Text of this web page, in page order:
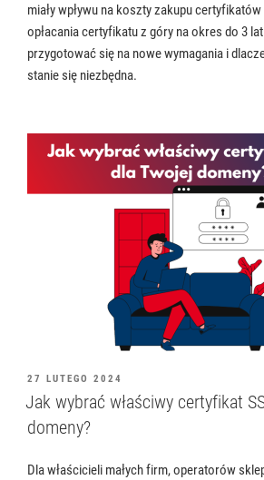
miały wpływu na koszty zakupu
opłacania certyfikatu z góry na okres do 3
przygotować się na nowe wymagania i
stanie się niezbędna.
OPUBLIKOWANE
W
27 LUTEGO 2024
Jak wybrać właściwy certyfikat
domeny?
Dla właścicieli małych firm, operatorów